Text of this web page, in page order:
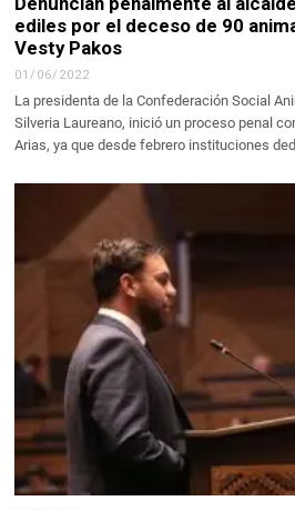
ediles por el deceso de 90
Vesty Pakos
01/06/2022
La presidenta de la Confederación Social
Silveria Laureano, inició un proceso penal
Arias, ya que desde febrero instituciones